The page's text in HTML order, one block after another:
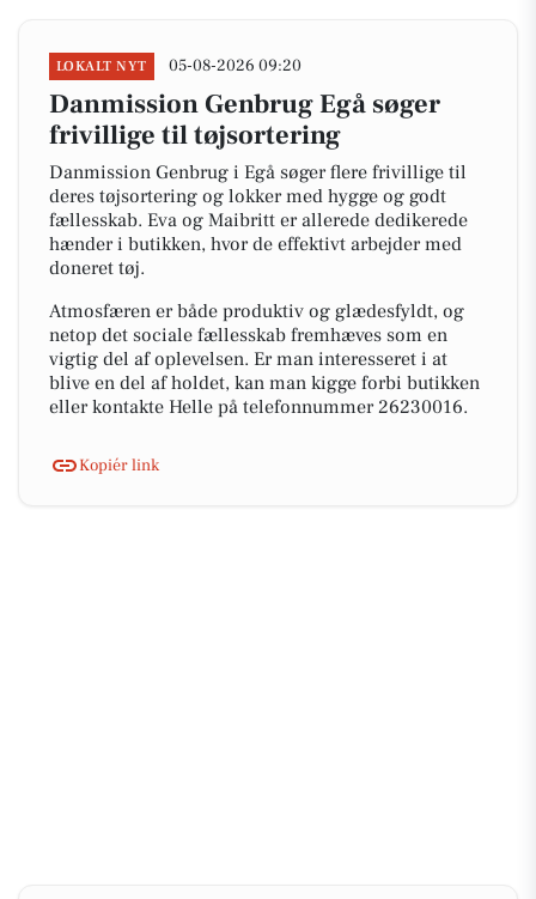
LOKALT NYT 05-08-2026 09:20
Danmission Genbrug Egå søger
frivillige til tøjsortering
Danmission Genbrug i Egå søger flere frivillige til
deres tøjsortering og lokker med hygge og godt
fællesskab. Eva og Maibritt er allerede dedikerede
hænder i butikken, hvor de effektivt arbejder med
doneret tøj.
Atmosfæren er både produktiv og glædesfyldt, og
netop det sociale fællesskab fremhæves som en
vigtig del af oplevelsen. Er man interesseret i at
blive en del af holdet, kan man kigge forbi butikken
eller kontakte Helle på telefonnummer 26230016.
Kopiér link